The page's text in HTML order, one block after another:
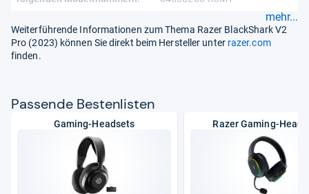
mehr...
Weiterführende Informationen zum Thema Razer BlackShark V2
Pro (2023) können Sie direkt beim Hersteller unter razer.com
finden.
Pas­sende Bes­ten­lis­ten
Gaming-Headsets Razer Gaming-